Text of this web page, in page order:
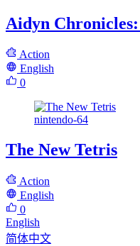
Aidyn
Action
English
0
nintendo-64
The New Tetris
Action
English
0
English
简体中文